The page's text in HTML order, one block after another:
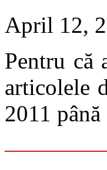
April 12,
Pentru că
articolele
2011 până